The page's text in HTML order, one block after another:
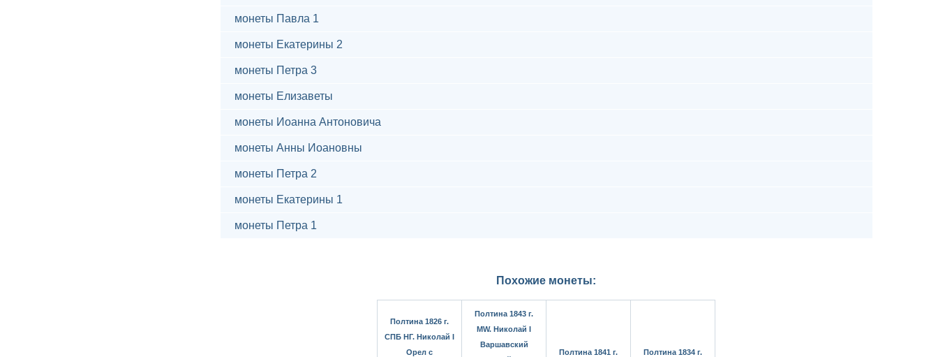
монеты Павла 1
монеты Екатерины 2
монеты Петра 3
монеты Елизаветы
монеты Иоанна Антоновича
монеты Анны Иоановны
монеты Петра 2
монеты Екатерины 1
монеты Петра 1
Похожие монеты:
Полтина 1826 г.
СПБ НГ. Николай I
Орел с
Полтина 1843 г.
MW. Николай I
Варшавский
Полтина 1841 г. Полтина 1834 г.